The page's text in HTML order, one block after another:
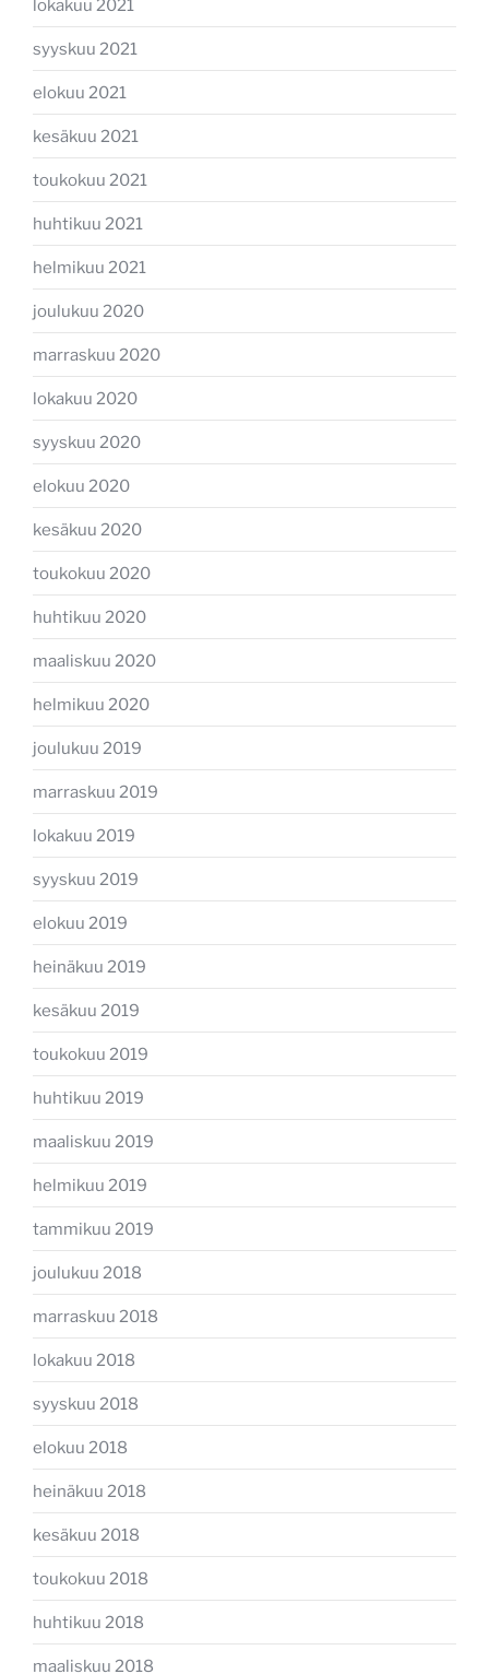
lokakuu 2021
syyskuu 2021
elokuu 2021
kesäkuu 2021
toukokuu 2021
huhtikuu 2021
helmikuu 2021
joulukuu 2020
marraskuu 2020
lokakuu 2020
syyskuu 2020
elokuu 2020
kesäkuu 2020
toukokuu 2020
huhtikuu 2020
maaliskuu 2020
helmikuu 2020
joulukuu 2019
marraskuu 2019
lokakuu 2019
syyskuu 2019
elokuu 2019
heinäkuu 2019
kesäkuu 2019
toukokuu 2019
huhtikuu 2019
maaliskuu 2019
helmikuu 2019
tammikuu 2019
joulukuu 2018
marraskuu 2018
lokakuu 2018
syyskuu 2018
elokuu 2018
heinäkuu 2018
kesäkuu 2018
toukokuu 2018
huhtikuu 2018
maaliskuu 2018